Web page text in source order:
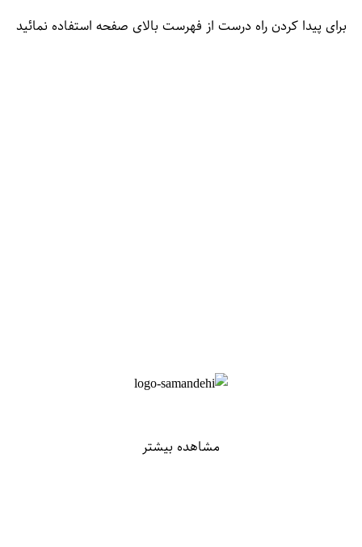
برای پیدا کردن راه درست از فهرست بالای صفحه استفاده نمائید
مشاهده بیشتر